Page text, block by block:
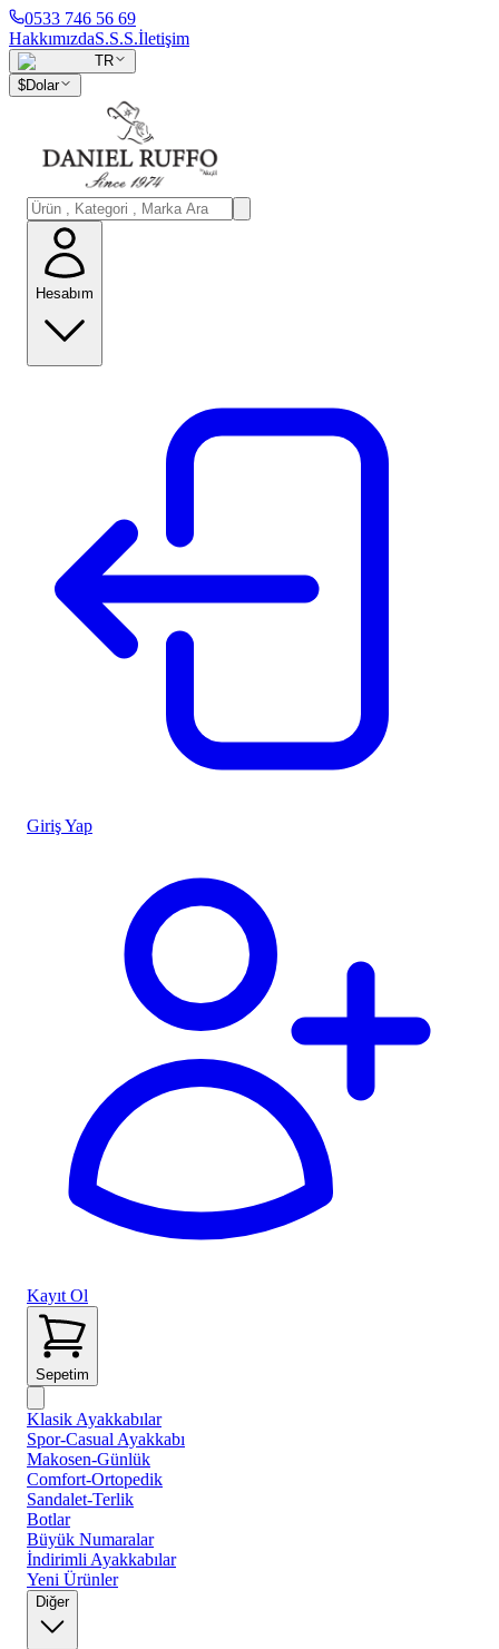
0533 746 56 69
HakkımızdaS.S.S.İletişim
TR
$Dolar
Hesabım
Giriş Yap
Kayıt Ol
Sepetim
Klasik Ayakkabılar
Spor-Casual Ayakkabı
Makosen-Günlük
Comfort-Ortopedik
Sandalet-Terlik
Botlar
Büyük Numaralar
İndirimli Ayakkabılar
Yeni Ürünler
Diğer